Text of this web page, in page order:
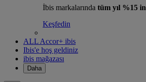
İbis markalarında tüm yıl %15
Keşfedin
ALL Accor+ ibis
Ibis'e hoş geldiniz
ibis mağazası
Daha